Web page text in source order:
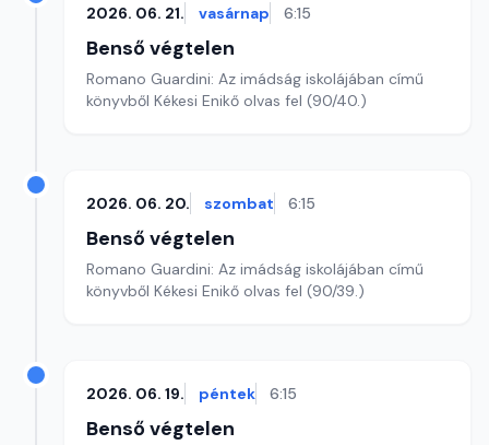
2026. 06. 21. vasárnap 6:15
Benső végtelen
Romano Guardini: Az imádság iskolájában című
könyvből Kékesi Enikő olvas fel (90/40.)
2026. 06. 20. szombat 6:15
Benső végtelen
Romano Guardini: Az imádság iskolájában című
könyvből Kékesi Enikő olvas fel (90/39.)
2026. 06. 19. péntek 6:15
Benső végtelen